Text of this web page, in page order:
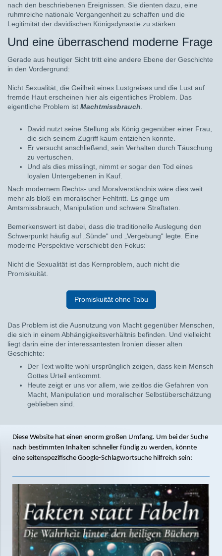
nach den beschriebenen Ereignissen. Sie dienten dazu, eine
ruhmreiche nationale Vergangenheit zu schaffen und die
Legitimität der davidischen Königsdynastie zu stärken.
Und eine überraschend moderne Frage
Gerade aus heutiger Sicht tritt eine andere Ebene der Geschichte
in den Vordergrund:
Nicht Sexualität, die Geilheit eines Lustgreises und die Lust auf
fremde Haut erscheinen hier als eigentliches Problem. Das
eigentliche Problem ist Machtmissbrauch
David nutzt seine Stellung als König gegenüber einer Frau,
die sich seinem Zugriff kaum entziehen konnte.
Er versucht anschließend, sein Verhalten durch Täuschung
zu vertuschen.
Und als dies misslingt, nimmt er sogar den Tod eines
loyalen Untergebenen in Kauf.
Nach modernem Rechts- und Moralverständnis wäre dies weit
mehr als bloß ein moralischer Fehltritt. Es ginge um
Amtsmissbrauch, Manipulation und schwere Straftaten.
Bemerkenswert ist dabei, dass die traditionelle Auslegung den
Schwerpunkt häufig auf „Sünde“ und „Vergebung“ legte. Eine
moderne Perspektive verschiebt den Fokus:
Nicht die Sexualität ist das Kernproblem, auch nicht die
Promiskuität.
Promiskuität ohne Tabu
Das Problem ist die Ausnutzung von Macht gegenüber Menschen,
die sich in einem Abhängigkeitsverhältnis befinden. Und vielleicht
liegt darin eine der interessantesten Ironien dieser alten
Geschichte:
Der Text wollte wohl ursprünglich zeigen, dass kein Mensch
Gottes Urteil entkommt.
Heute zeigt er uns vor allem, wie zeitlos die Gefahren von
Macht, Manipulation und moralischer Selbstüberschätzung
geblieben sind.
Diese Website hat einen enorm großen Umfang. Um bei der Suche
nach bestimmten Inhalten schneller fündig zu werden, könnte
eine seitenspezifische Google-Schlagwortsuche hilfreich sein: